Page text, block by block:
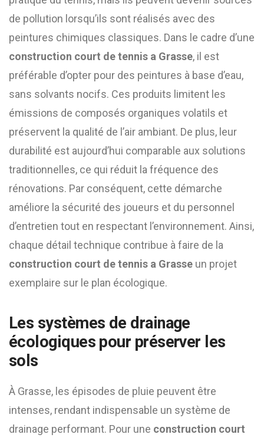
de pollution lorsqu’ils sont réalisés avec des
peintures chimiques classiques. Dans le cadre d’une
construction court de tennis a Grasse, il est
préférable d’opter pour des peintures à base d’eau,
sans solvants nocifs. Ces produits limitent les
émissions de composés organiques volatils et
préservent la qualité de l’air ambiant. De plus, leur
durabilité est aujourd’hui comparable aux solutions
traditionnelles, ce qui réduit la fréquence des
rénovations. Par conséquent, cette démarche
améliore la sécurité des joueurs et du personnel
d’entretien tout en respectant l’environnement. Ainsi,
chaque détail technique contribue à faire de la
construction court de tennis a Grasse un projet
exemplaire sur le plan écologique.
Les systèmes de drainage
écologiques pour préserver les
sols
À Grasse, les épisodes de pluie peuvent être
intenses, rendant indispensable un système de
drainage performant. Pour une construction court